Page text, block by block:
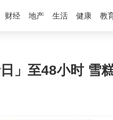
财经 地产 生活 健康 教
」至48小时 雪